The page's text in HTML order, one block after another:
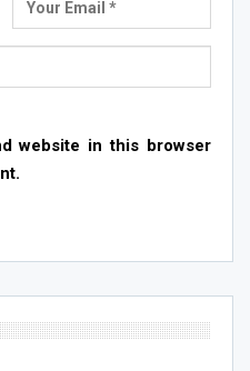
website in this browser